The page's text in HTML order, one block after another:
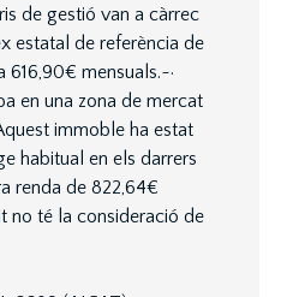
de gestió van a càrrec
estatal de referència de
616,90€ mensuals.~·
en una zona de mercat
immoble ha estat
habitual en els darrers
renda de 822,64€
no té la consideració de